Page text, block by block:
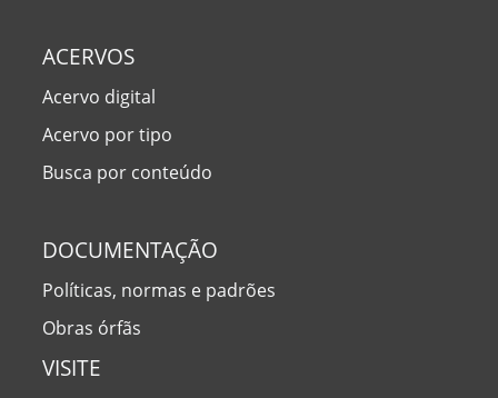
ACERVOS
Acervo digital
Acervo por tipo
Busca por conteúdo
DOCUMENTAÇÃO
Políticas, normas e padrões
Obras órfãs
VISITE